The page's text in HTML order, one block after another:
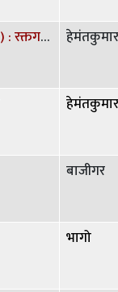
वैद्यकातील नोबेल-विजेते संशोधन(४) : रक्तगटांचा शोध हेमंतकुमार
हेमंतकुमार
बाजीगर
भागो